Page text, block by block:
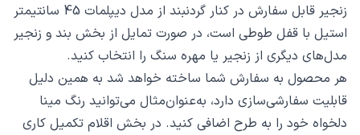
زنجیر قابل سفارش در کنار گردنبند از مدل دیپلمات 45 سانتیمتر
استیل با قفل طوطی است، در صورت تمایل از بخش بند و زنجیر
مدل‌های دیگری از زنجیر یا مهره سنگ را انتخاب کنید.
هر محصول به سفارش شما ساخته خواهد شد به همین دلیل
قابلیت سفارشی‌سازی دارد، به‌عنوان‌مثال می‌توانید رنگ مینا
دلخواه خود را به طرح اضافی کنید. در بخش اقلام تکمیل کاری